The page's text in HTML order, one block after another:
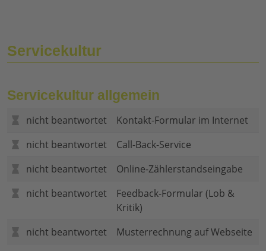
Servicekultur
Servicekultur allgemein
nicht beantwortet
Kontakt-Formular im Internet
nicht beantwortet
Call-Back-Service
nicht beantwortet
Online-Zählerstandseingabe
nicht beantwortet
Feedback-Formular (Lob &
Kritik)
nicht beantwortet
Musterrechnung auf Webseite